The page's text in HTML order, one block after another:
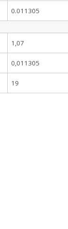
0.011305
1,07
0,011305
19